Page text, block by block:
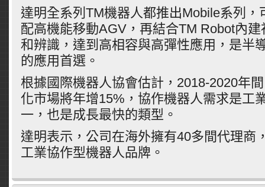
達明全系列TM機器人都推出Mobile系列，
配高機能移動AGV，再結合TM Robot內
和辨識，達到高相容與高彈性應用，是半
的應用首選。
根據國際機器人協會估計，2018-2020年
化市場將年增15%，協作機器人需求是工
一，也是成長最快的類型。
達明表示，公司在海外擁有40多間代理商
工業協作型機器人品牌。